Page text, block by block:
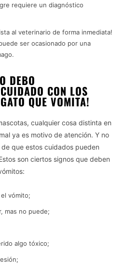
requiere un diagnóstico
al veterinario de forma inmediata!
ser ocasionado por una
DEBO
CON LOS
QUE VOMITA!
cualquier cosa distinta en
ya es motivo de atención. Y no
que estos cuidados pueden
son ciertos signos que deben
vómito;
mas no puede;
algo tóxico;